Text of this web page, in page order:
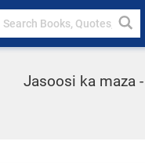
Jasoosi ka maza